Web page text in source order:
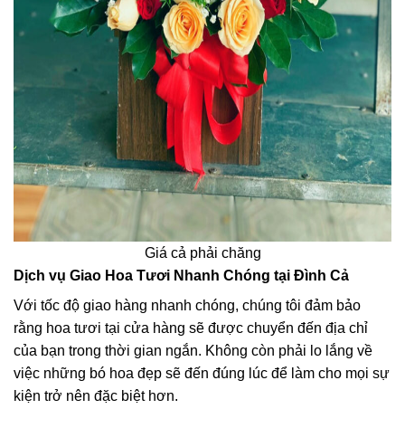
Giá cả phải chăng
Dịch vụ Giao Hoa Tươi Nhanh Chóng tại Đình Cả
Với tốc độ giao hàng nhanh chóng, chúng tôi đảm bảo
rằng hoa tươi tại cửa hàng sẽ được chuyển đến địa chỉ
của bạn trong thời gian ngắn. Không còn phải lo lắng về
việc những bó hoa đẹp sẽ đến đúng lúc để làm cho mọi sự
kiện trở nên đặc biệt hơn.